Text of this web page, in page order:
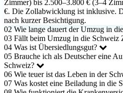
Über uns
Blog
David Müller
André Woschke
Bewertungen
Auszeichnungen
Partner werden
Informationen